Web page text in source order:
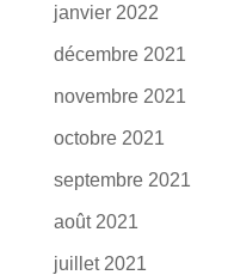
janvier 2022
décembre 2021
novembre 2021
octobre 2021
septembre 2021
août 2021
juillet 2021